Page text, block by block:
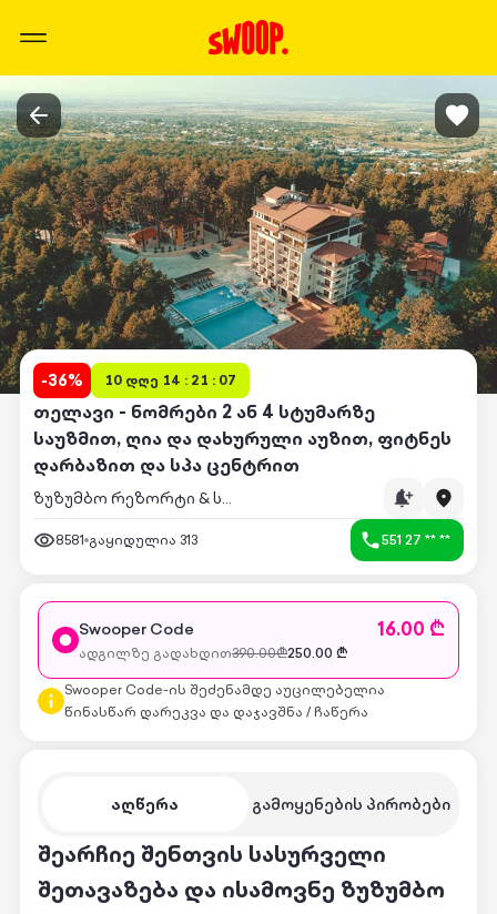
-36% 10 დღე 14 : 21 : 07
თელავი - ნომრები 2 ან 4 სტუმარზე
საუზმით, ღია და დახურული აუზით, ფიტნეს
დარბაზით და სპა ცენტრით
ზუზუმბო რეზორტი & სპა
8581 გაყიდულია 313 551 27 ** **
აღწერა გამოყენების პირობები
შეარჩიე შენთვის სასურველი
შეთავაზება და ისამოვნე ზუზუმბო
Swooper Code 16.00 ₾
ადგილზე გადახდით390.00₾250.00 ₾
Swooper Code-ის შეძენამდე აუცილებელია
წინასწარ დარეკვა და დაჯავშნა / ჩაწერა